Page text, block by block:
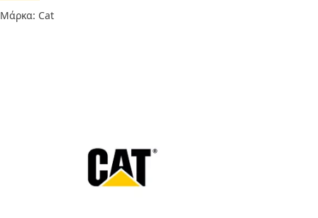
Μάρκα: Cat